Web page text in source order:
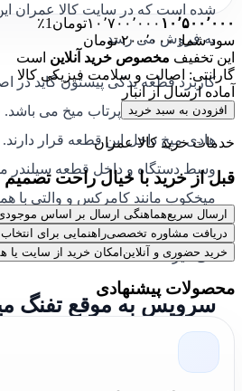
شده است که در سایت کالا عمران
به فروش می رسد.
کاربرد قطعه یدکی پیستون گاید در
انفجار چاشنی و پرتاب میخ می
هادی میخ داخل این قطعه قرار دارند.
وسط دستگاه و داخل قطعه سیلندر
میخکوب مانند کامرکس و والتی با
هم عمل میخکوبی داخل مصالحی
می گیرد.
سرویس به موقع تفنگ
۱۰٬۷۰۰٬۰۰۰ ۱۰٬۵۰۰٬۰۰۰ تومان 1٪
سود شما: ۲۰۰٬۰۰۰ تومان
این تخفیف مخصوص خرید آنلاین است
گارانتی: اصالت و سلامت فیزیکی کالا
آماده ارسال از انبار
افزودن به سبد خرید
خدمات خرید کالا عمران
قبل از خرید با خیال راحت تصمیم
ارسال سریعهماهنگی ارسال بر اساس
دریافت مشاوره تخصصیراهنمایی برای
خرید حضوری و آنلاین امکان خرید از سایت
محصولات پیشنهادی